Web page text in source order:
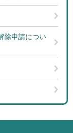
除申請につい